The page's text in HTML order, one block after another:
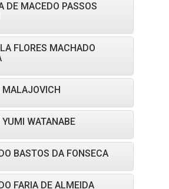
DE MACEDO PASSOS
FLORES MACHADO
MALAJOVICH
YUMI WATANABE
BASTOS DA FONSECA
FARIA DE ALMEIDA